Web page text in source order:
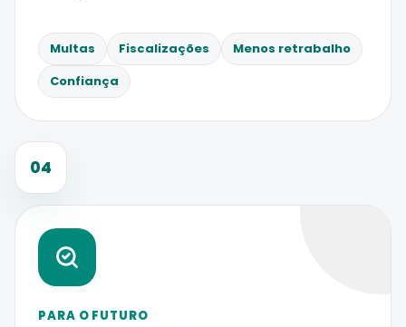
Multas Fiscalizações
Menos retrabalho
Confiança
04
PARA O FUTURO